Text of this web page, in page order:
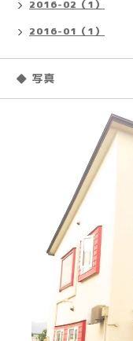
2016-02（1）
2016-01（1）
◆ 写真